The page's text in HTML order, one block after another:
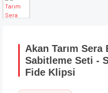
Akan Tarım
Sabitleme Seti -
Fide Klipsi